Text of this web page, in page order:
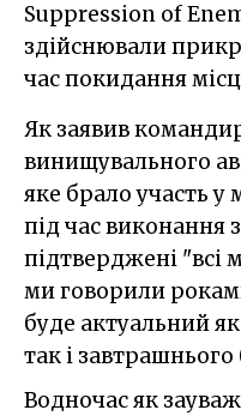
Suppression of
здійснювали
час покидання
Як заявив
винищувального
яке брало участь у
під час виконання
підтверджені "всі
ми говорили
буде актуальний
так і завтрашнього
Водночас як